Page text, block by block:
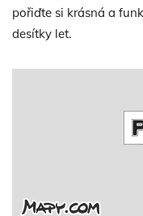
pořiďte si krásná a
desítky let.